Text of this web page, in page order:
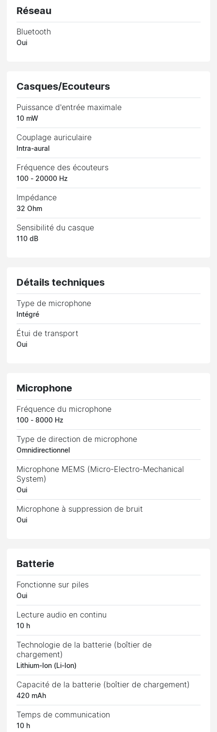
Réseau
Bluetooth
Oui
Casques/Ecouteurs
Puissance d'entrée maximale
10 mW
Couplage auriculaire
Intra-aural
Fréquence des écouteurs
100 - 20000 Hz
Impédance
32 Ohm
Sensibilité du casque
110 dB
Détails techniques
Type de microphone
Intégré
Étui de transport
Oui
Microphone
Fréquence du microphone
100 - 8000 Hz
Type de direction de microphone
Omnidirectionnel
Microphone MEMS (Micro-Electro-Mechanical
System)
Oui
Microphone à suppression de bruit
Oui
Batterie
Fonctionne sur piles
Oui
Lecture audio en continu
10 h
Technologie de la batterie (boîtier de
chargement)
Lithium-Ion (Li-Ion)
Capacité de la batterie (boîtier de chargement)
420 mAh
Temps de communication
10 h